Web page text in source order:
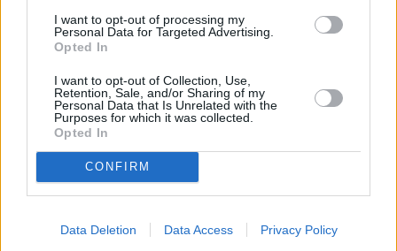
I want to opt-out of processing my
Personal Data for Targeted Advertising.
Opted In
I want to opt-out of Collection, Use,
Retention, Sale, and/or Sharing of my
Personal Data that Is Unrelated with the
Purposes for which it was collected.
Opted In
CONFIRM
Data Deletion Data Access Privacy Policy
un cerrojo para la
portería del
Balonmano
Ciudad de
Arrecife
El Ayuntamiento
de San
Bartolomé
destina 103.000
euros a reforzar
la labor social de
del tercer sector